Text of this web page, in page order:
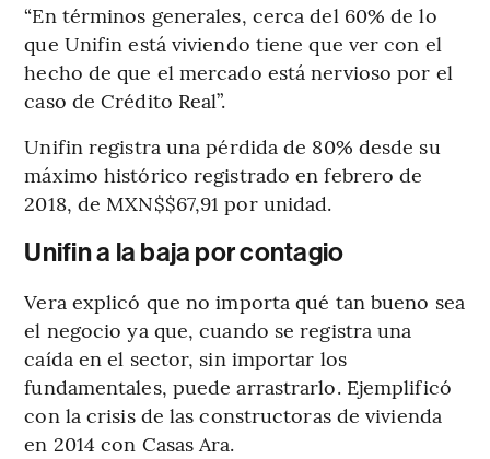
“En términos generales, cerca del 60% de lo
que Unifin está viviendo tiene que ver con el
hecho de que el mercado está nervioso por el
caso de Crédito Real”.
Unifin registra una pérdida de 80% desde su
máximo histórico registrado en febrero de
2018, de MXN$$67,91 por unidad.
Unifin a la baja por contagio
Vera explicó que no importa qué tan bueno sea
el negocio ya que, cuando se registra una
caída en el sector, sin importar los
fundamentales, puede arrastrarlo. Ejemplificó
con la crisis de las constructoras de vivienda
en 2014 con Casas Ara.